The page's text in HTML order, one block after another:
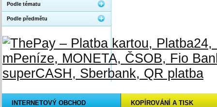
Podle tématu
Podle předmětu
INTERNETOVÝ OBCHOD KOPÍROVÁNÍ A TISK